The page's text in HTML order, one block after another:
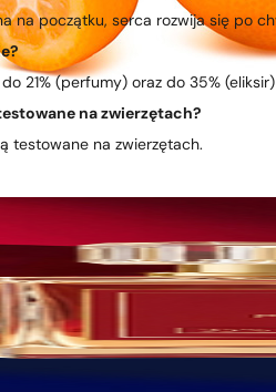
na początku, serca rozwija się po
21% (perfumy) oraz do 35%
na zwierzętach?
testowane na zwierzętach.